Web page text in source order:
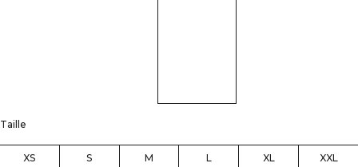
Taille
XS S M L XL XXL